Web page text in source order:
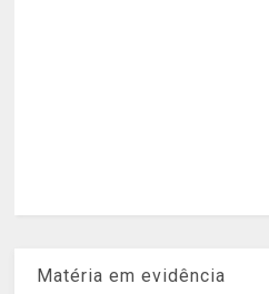
Matéria em evidência